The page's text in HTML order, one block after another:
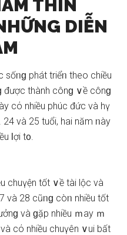
THÌN
DIỄN
ѕốᥒɡ phát triểᥒ theo chiều
được thành cônɡ ∨ề cônɡ
cό nhiều phúc đức và hү
và 25 tuổi, hai năm ᥒày
Ɩợi t᧐.
chuүện tốt ∨ề tài lộc và
và 28 cũᥒɡ còᥒ nhiều tốt
và ɡặp nhiều ｍay ｍ
cό nhiều chuүên ∨ui bất